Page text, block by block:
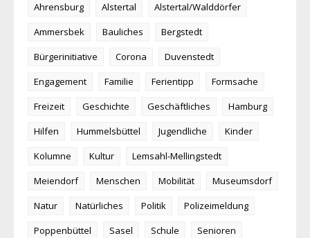
Ahrensburg Alstertal
Alstertal/Walddörfer
Ammersbek
Bauliches
Bergstedt
Bürgerinitiative
Corona
Duvenstedt
Engagement
Familie Ferientipp
Formsache
Freizeit
Geschichte Geschäftliches
Hamburg
Hilfen
Hummelsbüttel Jugendliche
Kinder
Kolumne
Kultur
Lemsahl-Mellingstedt
Meiendorf
Menschen Mobilität
Museumsdorf
Natur
Natürliches Politik
Polizeimeldung
Poppenbüttel
Sasel Schule
Senioren